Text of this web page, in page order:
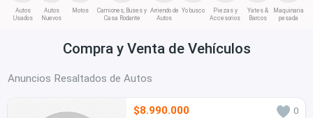
Autos
Usados
Autos
Nuevos
Motos
Camiones, Buses y
Casa Rodante
Arriendo de
Autos
Yo busco
Piezas y
Accesorios
Yates &
Barcos
Maquinaria
pesada
Compra y Venta de Vehículos
Anuncios Resaltados de Autos
$8.990.000 0